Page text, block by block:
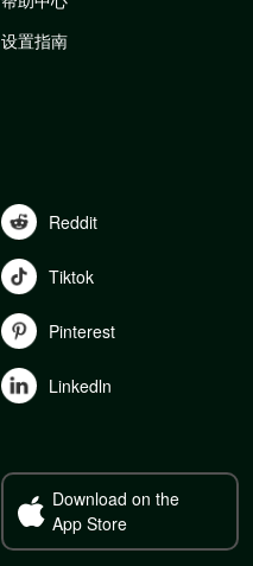
设置指南
Reddit
Tiktok
Pinterest
Linkedln
Download on the
App Store